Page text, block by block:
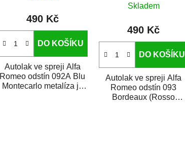
490 Kč
DO KOŠÍKU
Autolak ve spreji Alfa
Romeo odstín 092A Blu
Montecarlo metalíza je
Skladem
490 Kč
DO KOŠÍKU
Autolak ve spreji Alfa
Romeo odstín 093
Bordeaux (Rosso